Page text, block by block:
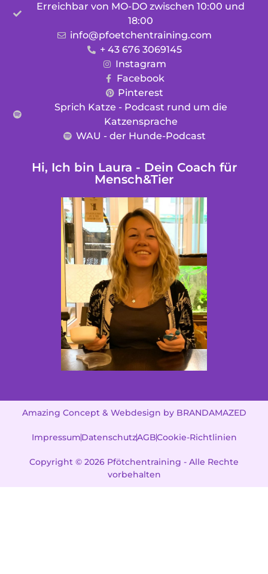
Erreichbar von MO-DO zwischen 10:00 und
18:00
info@pfoetchentraining.com
+ 43 676 3069145
Instagram
Facebook
Pinterest
Sprich Katze - Podcast rund um die
Katzensprache
WAU - der Hunde-Podcast
Hi, Ich bin Laura - Dein Coach für
Mensch&Tier
Amazing Concept & Webdesign by BRANDAMAZED
ImpressumDatenschutzAGBCookie-Richtlinien
Copyright © 2026 Pfötchentraining - Alle Rechte
vorbehalten